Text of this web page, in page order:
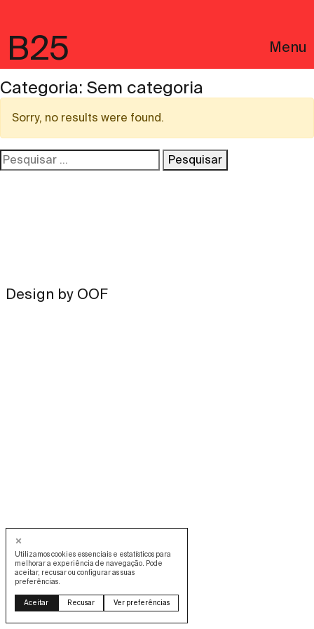
Utilizamos cookies essenciais e estatísticos para
melhorar a experiência de navegação. Pode
aceitar, recusar ou configurar as suas
preferências.
Aceitar Recusar Ver preferências
B25 Menu
Categoria: Sem categoria
Sorry, no results were found.
Pesquisar
por:
Design by OOF